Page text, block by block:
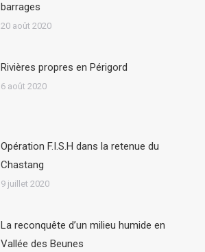
barrages
20 août 2020
Rivières propres en Périgord
6 août 2020
Opération F.I.S.H dans la retenue du
Chastang
9 juillet 2020
La reconquête d’un milieu humide en
Vallée des Beunes